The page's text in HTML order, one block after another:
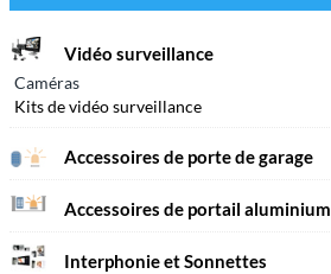
Vidéo surveillance
Caméras
Kits de vidéo surveillance
Accessoires de porte de garage
Accessoires de portail aluminium
Interphonie et Sonnettes